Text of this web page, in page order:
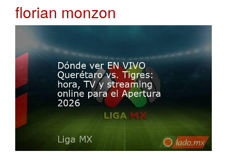
florian monzon